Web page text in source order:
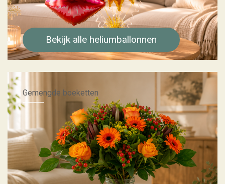
Bekijk alle heliumballonnen
Gemengde boeketten